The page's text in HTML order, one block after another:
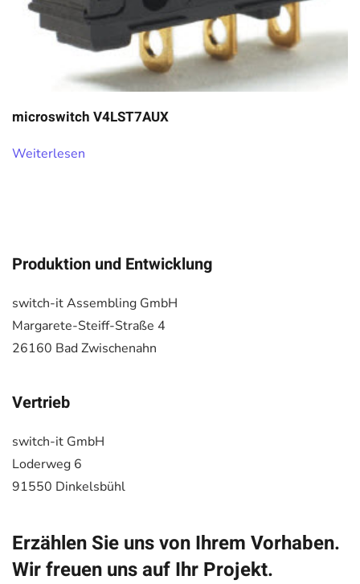
microswitch V4LST7AUX
Weiterlesen
Produktion und Entwicklung
switch-it Assembling GmbH
Margarete-Steiff-Straße 4
26160 Bad Zwischenahn
Vertrieb
switch-it GmbH
Loderweg 6
91550 Dinkelsbühl
Erzählen Sie uns von Ihrem Vorhaben.
Wir freuen uns auf Ihr Projekt.